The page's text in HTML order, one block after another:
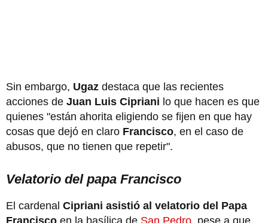
Sin embargo, Ugaz destaca que las recientes
acciones de Juan Luis Cipriani lo que hacen es que
quienes "están ahorita eligiendo se fijen en que hay
cosas que dejó en claro Francisco, en el caso de
abusos, que no tienen que repetir".
Velatorio del papa Francisco
El cardenal Cipriani asistió al velatorio del Papa
Francisco en la basílica de San Pedro , pese a que